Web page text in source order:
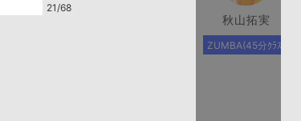
21/68
秋山拓実
ZUMBA(45分ｸﾗｽ)